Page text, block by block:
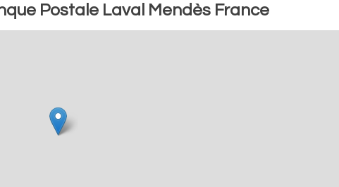
Postale Laval Mendès France